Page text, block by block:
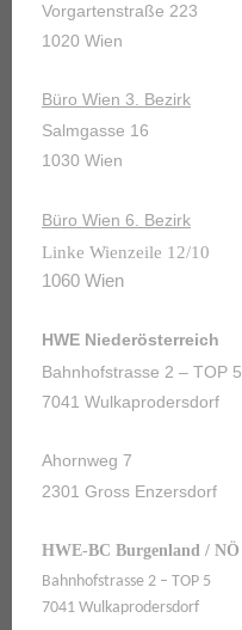
Vorgartenstraße 223
1020 Wien
Büro Wien 3. Bezirk
Salmgasse 16
1030 Wien
Büro Wien 6. Bezirk
Linke Wienzeile 12/10
1060 Wien
HWE Niederösterreich
Bahnhofstrasse 2 – TOP 5
7041 Wulkaprodersdorf
Ahornweg 7
2301 Gross Enzersdorf
HWE-BC Burgenland / NÖ
Bahnhofstrasse 2 – TOP 5
7041 Wulkaprodersdorf